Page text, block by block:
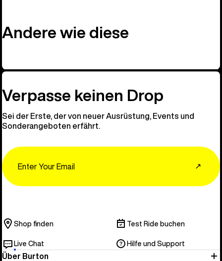
Andere wie diese
Verpasse keinen Drop
Sei der Erste, der von neuer Ausrüstung, Events und
Sonderangeboten erfährt.
↗
Shop finden Test Ride buchen
Live Chat Hilfe und Support
Über Burton